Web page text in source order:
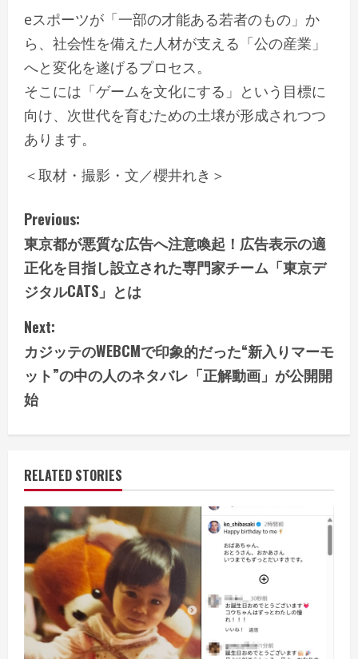
eスポーツが「一部の才能ある若者のもの」か
ら、社会性を備えた人材が支える「公の産業」
へと変化を遂げるプロセス。
そこには「ゲームを文化にする」という目標に
向け、次世代を育むための土壌が形成されつつ
あります。
＜取材・撮影・文／櫻井れき＞
C
o
n
t
i
n
R
e
a
d
i
Previous:
東京都が悪質な広告へ注意喚起！広告表示の適
正化を目指し設立された専門家チーム「東京デ
ジタルCATS」とは
Next:
カジッテのWEBCMで印象的だった“新入りマーモ
ット”の中の人のネタバレ「正解動画」が公開開
始
RELATED STORIES